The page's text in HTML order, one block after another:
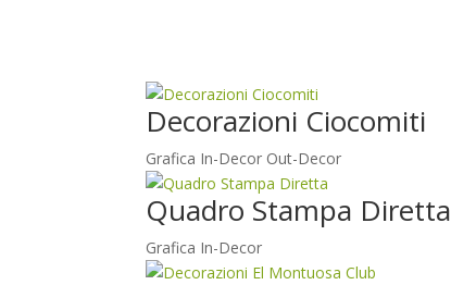
Decorazioni Ciocomiti
Grafica In-Decor Out-Decor
Quadro Stampa Diretta
Grafica In-Decor